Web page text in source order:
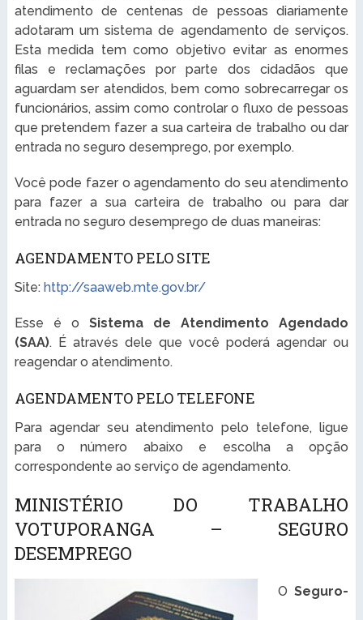
atendimento de centenas de pessoas diariamente
adotaram um sistema de agendamento de serviços.
Esta medida tem como objetivo evitar as enormes
filas e reclamações por parte dos cidadãos que
aguardam ser atendidos, bem como sobrecarregar os
funcionários, assim como controlar o fluxo de pessoas
que pretendem fazer a sua carteira de trabalho ou dar
entrada no seguro desemprego, por exemplo.
Você pode fazer o agendamento do seu atendimento
para fazer a sua carteira de trabalho ou para dar
entrada no seguro desemprego de duas maneiras:
AGENDAMENTO PELO SITE
Site: http://saaweb.mte.gov.br/
Esse é o Sistema de Atendimento Agendado
(SAA). É através dele que você poderá agendar ou
reagendar o atendimento.
AGENDAMENTO PELO TELEFONE
Para agendar seu atendimento pelo telefone, ligue
para o número abaixo e escolha a opção
correspondente ao serviço de agendamento.
MINISTÉRIO DO TRABALHO
VOTUPORANGA – SEGURO
DESEMPREGO
OSeguro-